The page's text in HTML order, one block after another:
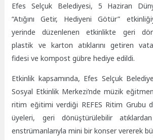
Efes Selçuk Belediyesi, 5 Haziran
“Atığını Getir, Hediyeni Götür”
yerinde düzenlenen etkinlikte geri
plastik ve karton atıklarını getiren
fidesi ve kompost gübre hediye edildi.
Etkinlik kapsamında, Efes Selçuk
Sosyal Etkinlik Merkezi’nde müzik
ritim eğitimi verdiği REFES Ritim Grubu
üyeleri, geri dönüştürülebilir
enstrümanlarıyla mini bir konser vererek